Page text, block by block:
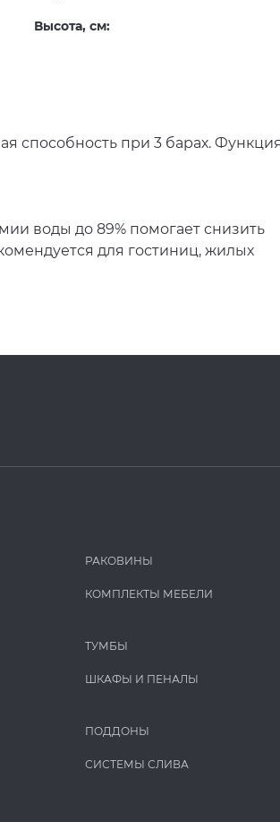
Высота, см:
способность при 3 барах. Функция
воды до 89% помогает снизить
для гостиниц, жилых
РАКОВИНЫ
КОМПЛЕКТЫ МЕБЕЛИ
ТУМБЫ
ШКАФЫ И ПЕНАЛЫ
ПОДДОНЫ
СИСТЕМЫ СЛИВА